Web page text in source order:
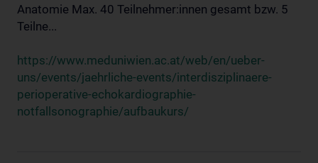
Anatomie Max. 40 Teilnehmer:innen gesamt bzw. 5
Teilne...
https://www.meduniwien.ac.at/web/en/ueber-
uns/events/jaehrliche-events/interdisziplinaere-
perioperative-echokardiographie-
notfallsonographie/aufbaukurs/